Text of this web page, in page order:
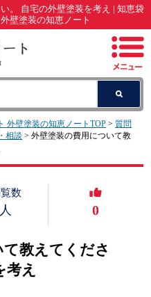
。 自宅の外壁塗装を考え | 知恵袋
壁塗装の知恵ノート
外壁塗装の知恵ノートTOP >質問
相談 > 外壁塗装の費用について教
数
0
教えてくださ
考え